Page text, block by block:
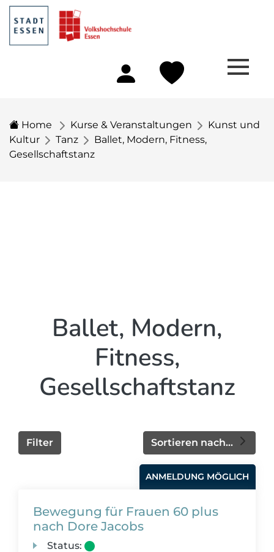
Home Kurse & Veranstaltungen
Kunst und
Kultur
Tanz
Ballet, Modern, Fitness,
Gesellschaftstanz
Ballet, Modern,
Fitness,
Gesellschaftstanz
Sortieren nach...
Filter
ANMELDUNG MÖGLICH
Bewegung für Frauen 60 plus
nach Dore Jacobs
Status: